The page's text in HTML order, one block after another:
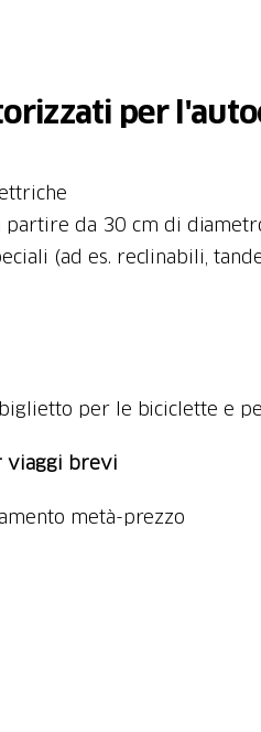
per
partire da 30 cm di
(ad es. reclinabili,
per le biciclette e
viaggi brevi